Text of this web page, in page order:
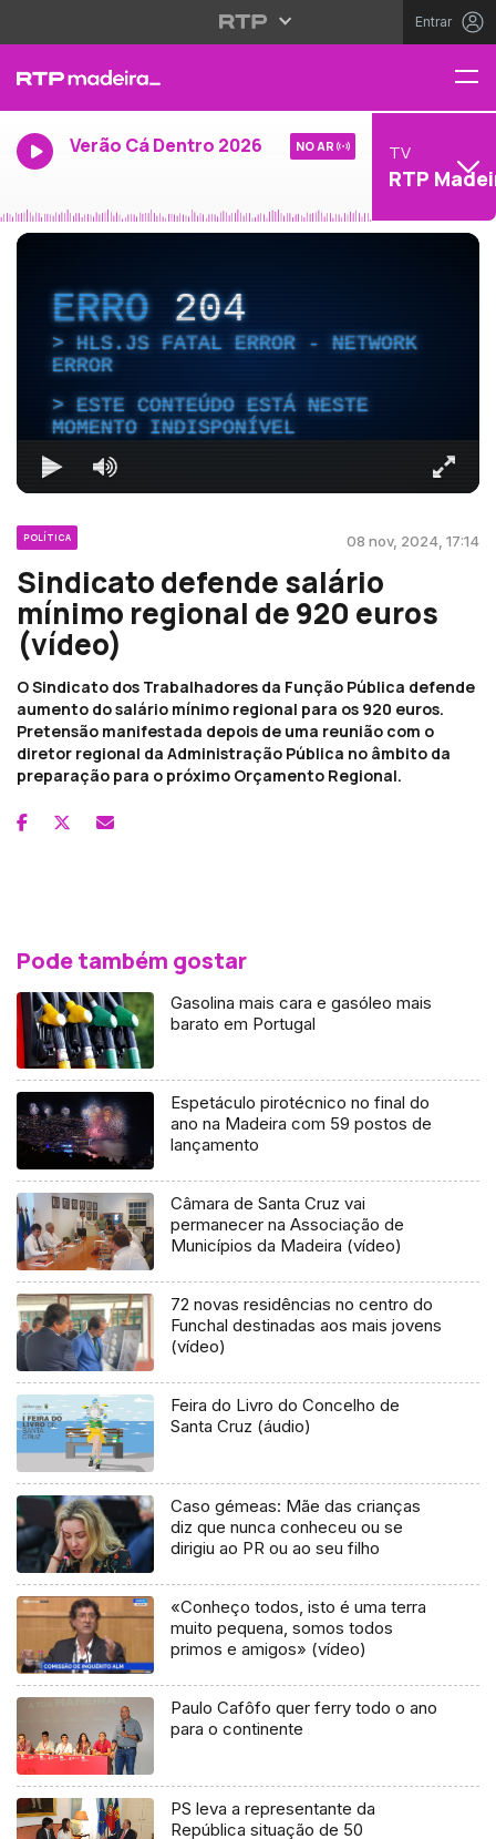
Entrar
Verão Cá Dentro 2026 NO AR TV
RTP
ERRO204
HLS.JS FATAL ERROR - NETWORK
ERROR
ESTE CONTEÚDO ESTÁ NESTE
MOMENTO INDISPONÍVEL
POLÍTICA 08 nov, 2024, 17:14
Sindicato defende salário
mínimo regional de 920 euros
(vídeo)
O Sindicato dos Trabalhadores da Função Pública defende
aumento do salário mínimo regional para os 920 euros.
Pretensão manifestada depois de uma reunião com o
diretor regional da Administração Pública no âmbito da
preparação para o próximo Orçamento Regional.
Pode também gostar
Gasolina mais cara e gasóleo mais
barato em Portugal
Espetáculo pirotécnico no final do
ano na Madeira com 59 postos de
lançamento
Câmara de Santa Cruz vai
permanecer na Associação de
Municípios da Madeira (vídeo)
72 novas residências no centro do
Funchal destinadas aos mais jovens
(vídeo)
Feira do Livro do Concelho de
Santa Cruz (áudio)
Caso gémeas: Mãe das crianças
diz que nunca conheceu ou se
dirigiu ao PR ou ao seu filho
«Conheço todos, isto é uma terra
muito pequena, somos todos
primos e amigos» (vídeo)
Paulo Cafôfo quer ferry todo o ano
para o continente
PS leva a representante da
República situação de 50